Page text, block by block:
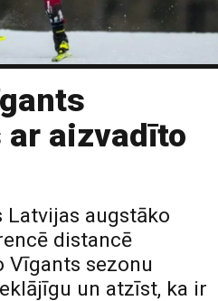
aizvadīto
Latvijas augstāko
distancē
Vīgants sezonu
un atzīst, ka ir